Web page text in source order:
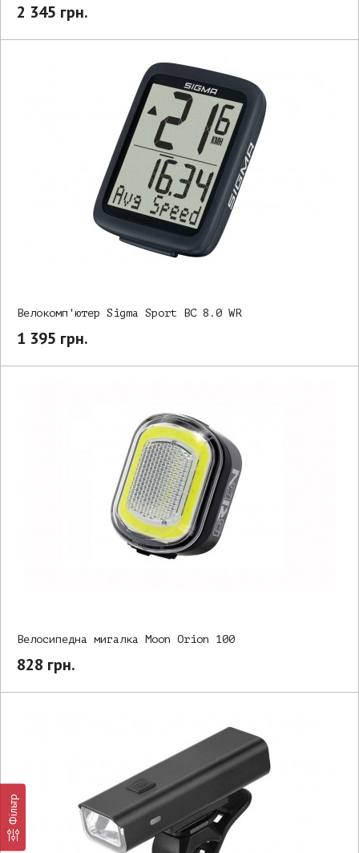
Фільтр
2 345 грн.
Велокомп'ютер Sigma Sport BC 8.0 WR
1 395 грн.
Велосипедна мигалка Moon Orion 100
828 грн.